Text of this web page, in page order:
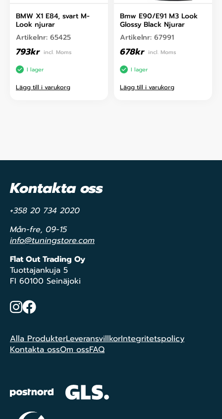
BMW X1 E84, svart M-
Look njurar
Artikelnr: 65425
793kr incl. Moms
I lager
Lägg till i varukorg
Bmw E90/E91 M3 Look
Glossy Black Njurar
Artikelnr: 67991
678kr incl. Moms
I lager
Lägg till i varukorg
Kontakta oss
+358 20 734 2020
Mån-fre, 09-15
info@tuningstore.com
Flat Out Trading Oy
Tuottajankuja 5
FI 60100 Seinäjoki
Instagram
Facebook
Alla ProdukterLeveransvillkorIntegritetspolicy
Kontakta ossOm ossFAQ